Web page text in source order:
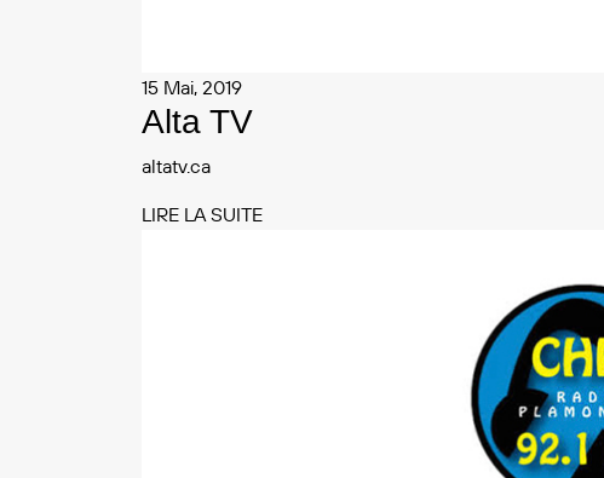
15 Mai, 2019
Alta TV
altatv.ca
LIRE LA SUITE